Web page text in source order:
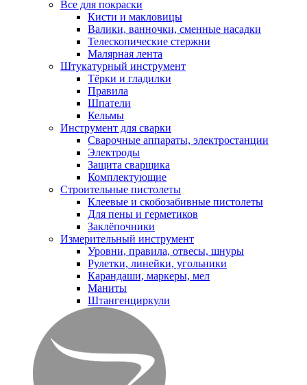
Все для покраски
Кисти и макловицы
Валики, ванночки, сменные насадки
Телескопические стержни
Малярная лента
Штукатурный инструмент
Тёрки и гладилки
Правила
Шпатели
Кельмы
Инструмент для сварки
Сварочные аппараты, электростанции
Электроды
Защита сварщика
Комплектующие
Строительные пистолеты
Клеевые и скобозабивные пистолеты
Для пены и герметиков
Заклёпочники
Измерительный инструмент
Уровни, правила, отвесы, шнуры
Рулетки, линейки, угольники
Карандаши, маркеры, мел
Маниты
Штангенциркули